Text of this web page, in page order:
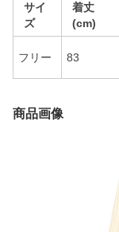
サイ
ズ
着丈
(cm)
フリー 83
商品画像